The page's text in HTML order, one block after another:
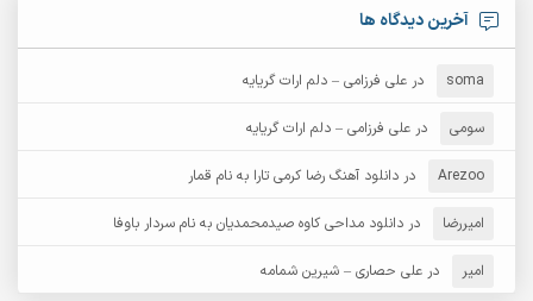
آرش امامی
آرش دی جی 2
آرش عثمان
آرش مبهم آرش مستشیری
آرش مهرابی آرش نظری
آرشام
آخرین دیدگاه ها
soma در علی فرزامی – دلم ارات گریایه
سومی در علی فرزامی – دلم ارات گریایه
Arezoo در دانلود آهنگ رضا کرمی تارا به نام قمار
امیررضا در دانلود مداحی کاوه صیدمحمدیان به نام سردار باوفا
امیر در علی حصاری – شیرین شمامه